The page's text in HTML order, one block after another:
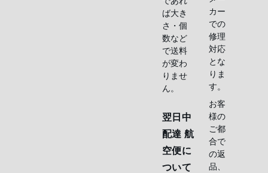
ば大き
さ・個
数など
で送料
が変わ
りませ
ん。
翌日中
配達 航
空便に
ついて
カー
での
修理
対応
とな
りま
す。
お客
様の
ご都
合で
の返
品、